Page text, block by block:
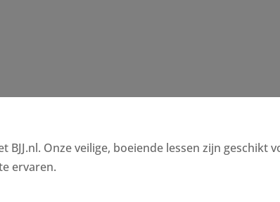
BJJ.nl. Onze veilige, boeiende lessen zijn geschikt
ervaren.